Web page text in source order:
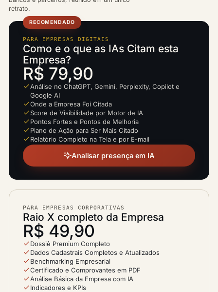
retrato.
RECOMENDADO
PARA EMPRESAS DIGITAIS
Como e o que as IAs Citam esta
Empresa?
R$ 79,90
Análise no ChatGPT, Gemini, Perplexity, Copilot e
Google AI
Onde a Empresa Foi Citada
Score de Visibilidade por Motor de IA
Pontos Fortes e Pontos de Melhoria
Plano de Ação para Ser Mais Citado
Relatório Completo na Tela e por E-mail
Analisar presença em IA
PARA EMPRESAS CORPORATIVAS
Raio X completo da Empresa
R$ 49,90
Dossiê Premium Completo
Dados Cadastrais Completos e Atualizados
Benchmarking Empresarial
Certificado e Comprovantes em PDF
Análise Básica da Empresa com IA
Indicadores e KPIs